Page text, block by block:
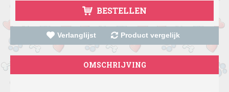
BESTELLEN
Verlanglijst Product vergelijk
OMSCHRIJVING